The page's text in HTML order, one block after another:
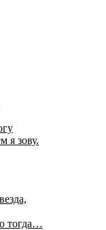
я зову.
тогда…